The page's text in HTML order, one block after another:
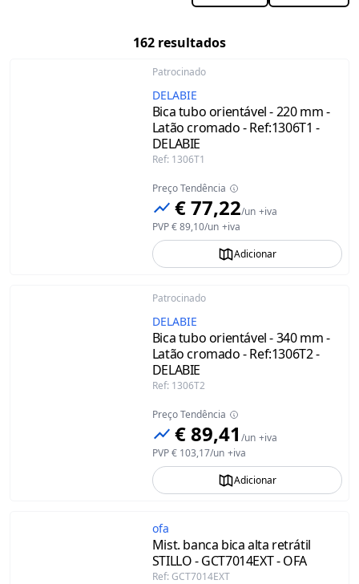
162 resultados
Patrocinado
DELABIE
Bica tubo orientável - 220 mm -
Latão cromado - Ref:1306T1 -
DELABIE
Ref: 1306T1
Preço Tendência
€ 77,22/un +iva
PVP€ 89,10/un +iva
Adicionar
Patrocinado
DELABIE
Bica tubo orientável - 340 mm -
Latão cromado - Ref:1306T2 -
DELABIE
Ref: 1306T2
Preço Tendência
€ 89,41 /un +iva
PVP€ 103,17/un +iva
Adicionar
ofa
Mist. banca bica alta retrátil
STILLO - GCT7014EXT - OFA
Ref: GCT7014EXT